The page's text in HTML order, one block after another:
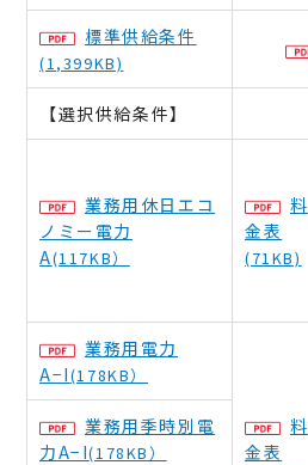
標準供給条件
(1,399KB)
【選択供給条件】
業務用休日エコ
ノミー電力
A(117KB）
料
金表
(71KB)
業務用電力
A−I(178KB）
料
金表
業務用季時別電
力A−I(178KB）